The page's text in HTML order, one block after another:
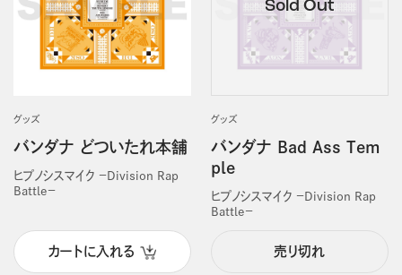
グッズ
バンダナ どついたれ本舗
ヒプノシスマイク －Division Rap
Battle－
カートに入れる
グッズ
バンダナ Bad Ass Tem
ple
ヒプノシスマイク －Division Rap
Battle－
売り切れ